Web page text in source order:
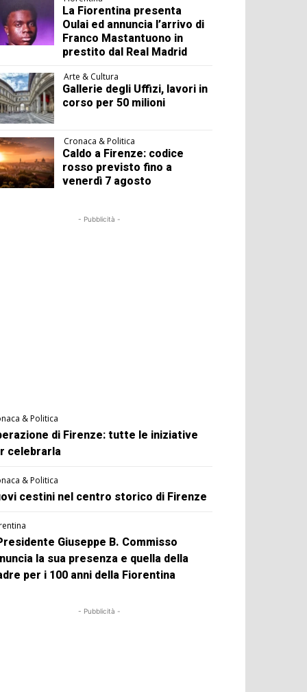
La Fiorentina presenta
Oulai ed annuncia l’arrivo di
Franco Mastantuono in
prestito dal Real Madrid
Arte & Cultura
Gallerie degli Uffizi, lavori in
corso per 50 milioni
Cronaca & Politica
Caldo a Firenze: codice
rosso previsto fino a
venerdì 7 agosto
- Pubblicità -
& Politica
di Firenze: tutte le iniziative
celebrarla
& Politica
cestini nel centro storico di Firenze
Giuseppe B. Commisso
la sua presenza e quella della
per i 100 anni della Fiorentina
- Pubblicità -